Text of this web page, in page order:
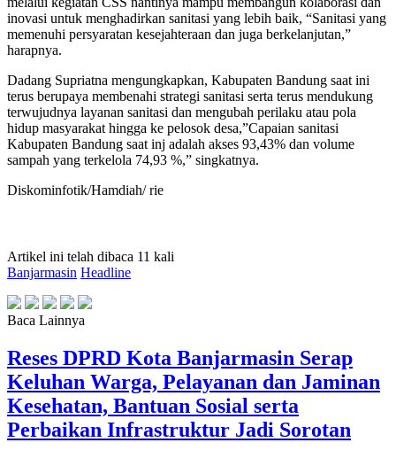
inovasi untuk menghadirkan sanitasi yang lebih baik, “Sanitasi yang
memenuhi persyaratan kesejahteraan dan juga berkelanjutan,”
harapnya.
Dadang Supriatna mengungkapkan, Kabupaten Bandung saat ini
terus berupaya membenahi strategi sanitasi serta terus mendukung
terwujudnya layanan sanitasi dan mengubah perilaku atau pola
hidup masyarakat hingga ke pelosok desa,”Capaian sanitasi
Kabupaten Bandung saat inj adalah akses 93,43% dan volume
sampah yang terkelola 74,93 %,” singkatnya.
Diskominfotik/Hamdiah/ rie
Artikel ini telah dibaca 11 kali
Banjarmasin Headline
Baca Lainnya
Reses DPRD Kota Banjarmasin Serap
Keluhan Warga, Pelayanan dan Jaminan
Kesehatan, Bantuan Sosial serta
Perbaikan Infrastruktur Jadi Sorotan